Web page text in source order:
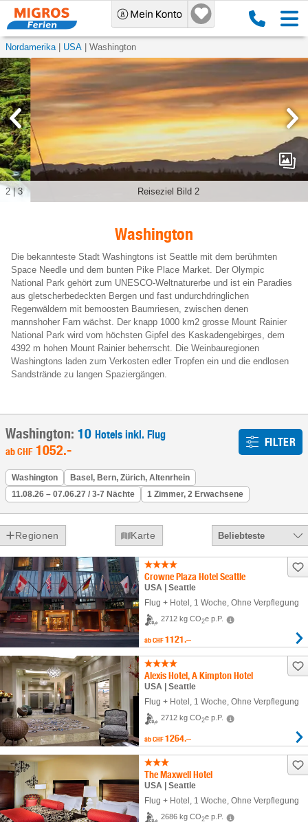
Nordamerika USA Washington
Reiseziel Bild 3
3|3
Washington
Die bekannteste Stadt Washingtons ist Seattle mit dem berühmten
Space Needle und dem bunten Pike Place Market. Der Olympic
National Park gehört zum UNESCO-Weltnaturerbe und ist ein Paradies
aus gletscherbedeckten Bergen und fast undurchdringlichen
Regenwäldern mit bemoosten Baumriesen, zwischen denen
mannshoher Farn wächst. Der knapp 1000 km2 grosse Mount Rainier
National Park wird vom höchsten Gipfel des Kaskadengebirges, dem
4392 m hohen Mount Rainier beherrscht. Die Weinbauregionen
Washingtons laden zum Verkosten edler Tropfen ein und die endlosen
Sandstrände zu langen Spaziergängen.
Washington: 10 Hotels inkl. Flug
abCHF 1052.- FILTER
Washington
Basel, Bern, Zürich, Altenrhein
11.08.26 – 07.06.27 / 3-7 Nächte
1 Zimmer, 2 Erwachsene
Regionen Karte Beliebteste
Crowne Plaza Hotel Seattle
USA | Seattle
Flug + Hotel , 1 Woche, Ohne Verpflegung
2712 kg CO2e p.P.
ab CHF 1121.–
Alexis Hotel, A Kimpton Hotel
USA | Seattle
Flug + Hotel 1 Woche , Ohne Verpflegung
2712 kg CO2e p.P.
ab CHF 1264.–
The Maxwell Hotel
USA | Seattle
Flug + Hotel 1 Woche , Ohne Verpflegung
2686 kg CO2e p.P.